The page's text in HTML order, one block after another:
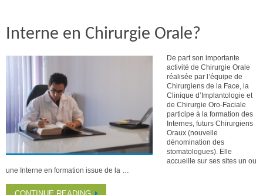
Interne en Chirurgie Orale?
De part son importante
activité de Chirurgie Orale
réalisée par l’équipe de
Chirurgiens de la Face, la
Clinique d’Implantologie et
de Chirurgie Oro-Faciale
participe à la formation des
Internes, futurs Chirurgiens
Oraux (nouvelle
dénomination des
stomatologues). Elle
accueille sur ses sites un ou
une Interne en formation issue de la …